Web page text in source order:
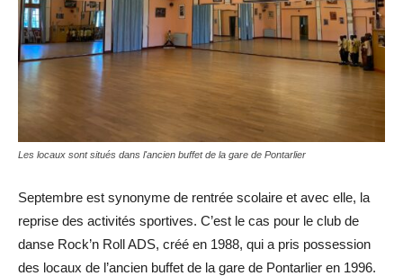
Les locaux sont situés dans l'ancien buffet de la gare de Pontarlier
Septembre est synonyme de rentrée scolaire et avec elle, la
reprise des activités sportives. C’est le cas pour le club de
danse Rock’n Roll ADS, créé en 1988, qui a pris possession
des locaux de l’ancien buffet de la gare de Pontarlier en 1996.